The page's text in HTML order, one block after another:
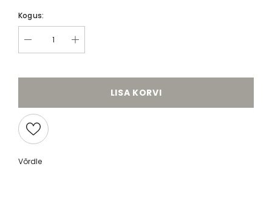
Kogus:
LISA KORVI
Võrdle